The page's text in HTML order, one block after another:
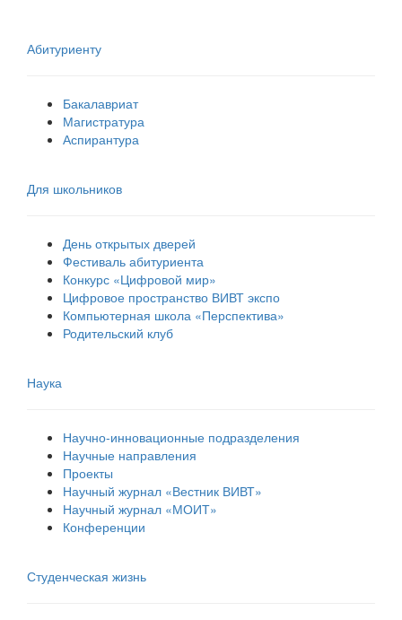
Абитуриенту
Бакалавриат
Магистратура
Аспирантура
Для школьников
День открытых дверей
Фестиваль абитуриента
Конкурс «Цифровой мир»
Цифровое пространство ВИВТ экспо
Компьютерная школа «Перспектива»
Родительский клуб
Наука
Научно-инновационные подразделения
Научные направления
Проекты
Научный журнал «Вестник ВИВТ»
Научный журнал «МОИТ»
Конференции
Студенческая жизнь